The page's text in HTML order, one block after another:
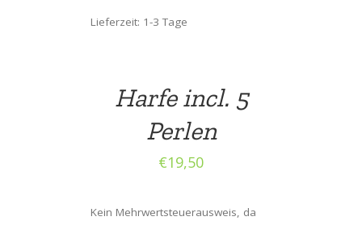
Lieferzeit: 1-3 Tage
Harfe incl. 5
Perlen
€19,50
Kein Mehrwertsteuerausweis, da